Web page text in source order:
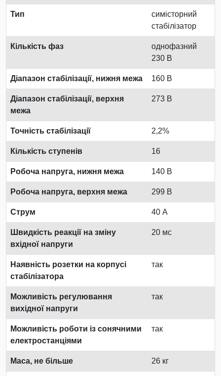
Тип
симісторний
стабілізатор
Кількість фаз
однофазний
230 В
Діапазон стабілізації, нижня межа 160 В
Діапазон стабілізації, верхня
межа
273 В
Точність стабілізації 2,2%
Кількість ступенів 16
Робоча напруга, нижня межа 140 В
Робоча напруга, верхня межа 299 В
Струм 40 А
Швидкість реакції на зміну
вхідної напруги
20 мс
Наявність розетки на корпусі
стабілізатора
так
Можливість регулювання
вихідної напруги
так
Можливість роботи із сонячними
електростанціями
так
Маса, не більше 26 кг